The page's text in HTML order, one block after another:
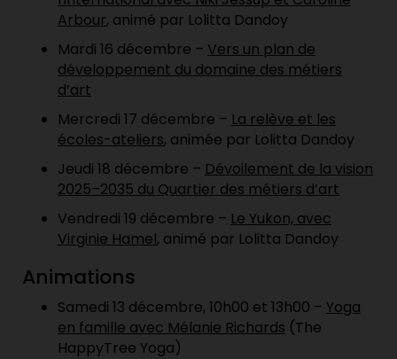
Arbour, animé par Lolitta Dandoy
Mardi 16 décembre – Vers un plan de
développement du domaine des métiers
d’art
Mercredi 17 décembre – La relève et les
écoles-ateliers, animée par Lolitta Dandoy
Jeudi 18 décembre – Dévoilement de la vision
2025–2035 du Quartier des métiers d’art
Vendredi 19 décembre – Le Yukon, avec
Virginie Hamel, animé par Lolitta Dandoy
Animations
Samedi 13 décembre, 10h00 et 13h00 – Yoga
en famille avec Mélanie Richards (The
HappyTree Yoga)